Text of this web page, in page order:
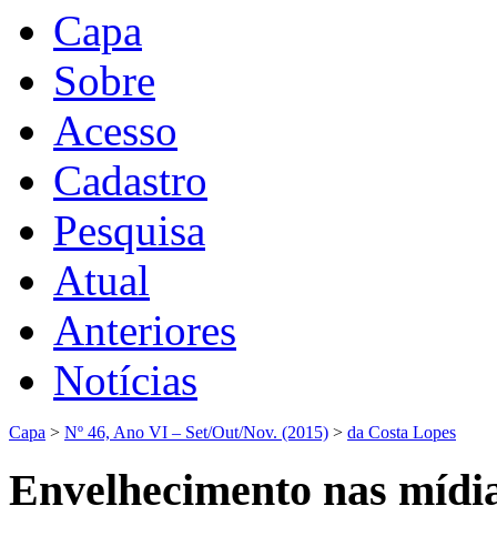
Capa
Sobre
Acesso
Cadastro
Pesquisa
Atual
Anteriores
Notícias
Capa > Nº 46, Ano VI – Set/Out/Nov. (2015) > da Costa Lopes
Envelhecimento nas